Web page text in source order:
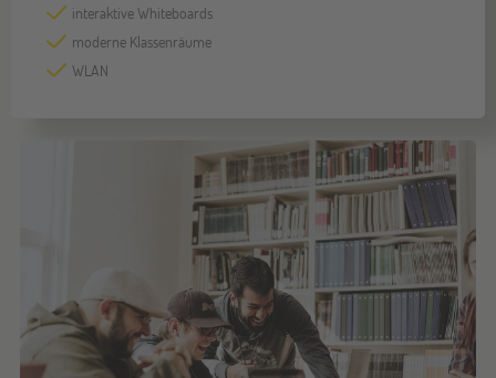
interaktive Whiteboards
moderne Klassenräume
WLAN